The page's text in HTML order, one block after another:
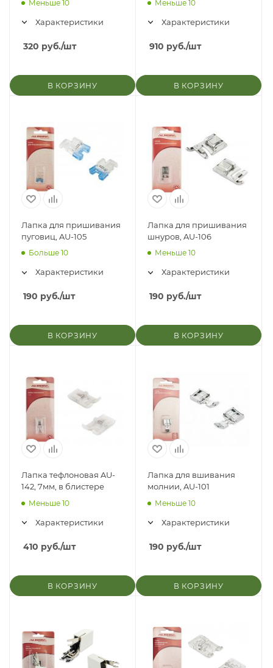
Меньше 10
Характеристики
320 руб./шт
В КОРЗИНУ
Меньше 10
Характеристики
910 руб./шт
В КОРЗИНУ
Лапка для пришивания
пуговиц, AU-105
Больше 10
Характеристики
190 руб./шт
В КОРЗИНУ
Лапка для пришивания
шнуров, AU-106
Меньше 10
Характеристики
190 руб./шт
В КОРЗИНУ
Лапка тефлоновая AU-
142, 7мм, в блистере
Меньше 10
Характеристики
410 руб./шт
В КОРЗИНУ
Лапка для вшивания
молнии, AU-101
Меньше 10
Характеристики
190 руб./шт
В КОРЗИНУ